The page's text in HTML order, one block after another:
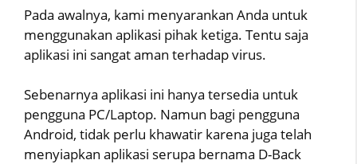
Pada awalnya, kami menyarankan Anda untuk
menggunakan aplikasi pihak ketiga. Tentu saja
aplikasi ini sangat aman terhadap virus.
Sebenarnya aplikasi ini hanya tersedia untuk
pengguna PC/Laptop. Namun bagi pengguna
Android, tidak perlu khawatir karena juga telah
menyiapkan aplikasi serupa bernama D-Back